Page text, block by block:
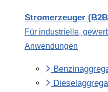
Stromerzeuger
Für industrielle,
Anwendungen